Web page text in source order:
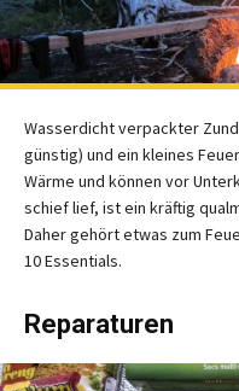
Wasserdicht verpackter
günstig) und ein kleines
Wärme und können vor
schief lief, ist ein kräftig
Daher gehört etwas zum
10 Essentials.
Reparaturen